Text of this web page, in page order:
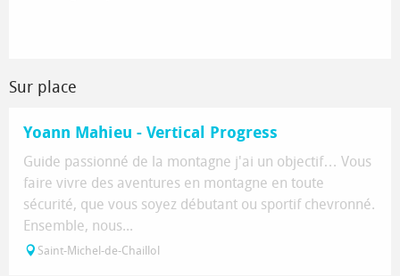
Sur place
Yoann Mahieu - Vertical Progress
Guide passionné de la montagne j'ai un objectif… Vous
faire vivre des aventures en montagne en toute
sécurité, que vous soyez débutant ou sportif chevronné.
Ensemble, nous...
Saint-Michel-de-Chaillol